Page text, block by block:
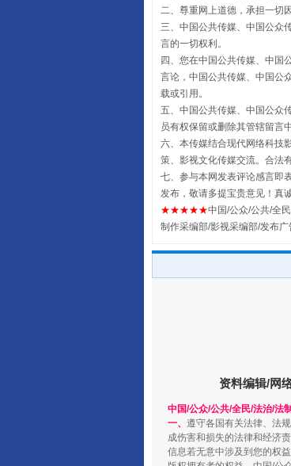
全民健身五年计划
阿坝州三大球
二、尊重网上道德，承担一切
三、中国公共传媒、中国公众
言的一切权利。
四、您在中国公共传媒、中
言论，中国公共传媒、中国公
载或引用。
五、中国公共传媒、中国公众
员有权保留或删除其管辖留言
六、本传媒结合现代网络科技
策、影视文化传媒交流。合法
七、参与本网发表评论感言即
发布，敬请多提宝贵意见！真
★★★★★中国/公众/公共/全
制作采编部/影视采编部/发布广
资料编辑/网
中国/公众/公共/全民/法治/法
一、 遵守各国有关法律、法
成伤害和损失的法律和经济
信息若无意中涉及到您的权